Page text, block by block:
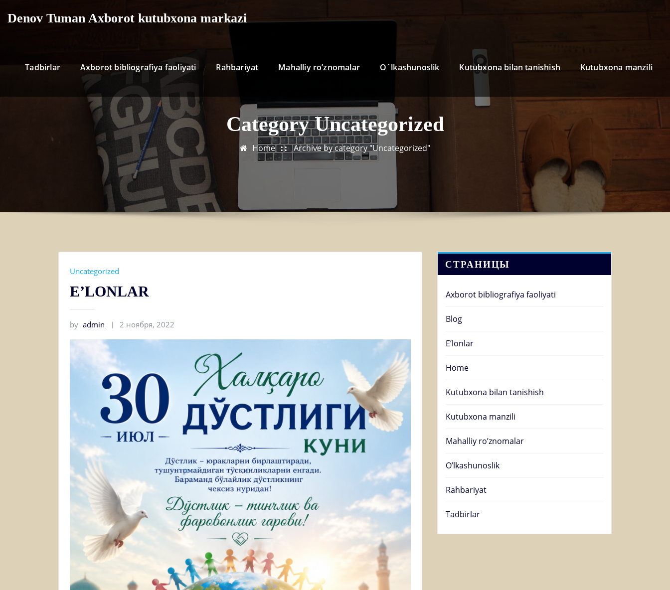
Denov Tuman Axborot kutubxona markazi
Tadbirlar Axborot bibliografiya faoliyati Rahbariyat Mahalliy ro’znomalar O`lkashunoslik Kutubxona bilan tanishish Kutubxona manzili
Category Uncategorized
Home Archive by category "Uncategorized"
Uncategorized
E’LONLAR
by admin 2 ноября, 2022
СТРАНИЦЫ
Axborot bibliografiya faoliyati
Blog
E’lonlar
Home
Kutubxona bilan tanishish
Kutubxona manzili
Mahalliy ro’znomalar
O’lkashunoslik
Rahbariyat
Tadbirlar